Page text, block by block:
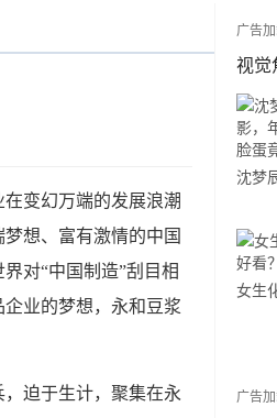
变幻万端的发展浪潮
想、富有激情的中国
界对“中国制造”刮目相
业的梦想，永和豆浆
迫于生计，聚集在永
广告
视觉
沈梦
然不
女生
广告